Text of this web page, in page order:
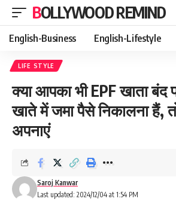
BOLLYWOOD REMIND
English-Business English-Lifestyle
LIFE STYLE
क्या आपका भी EPF खाता बंद
खाते में जमा पैसे निकालना हैं,
अपनाएं
Last updated: 2024/12/04 at 1:54 PM
Saroj Kanwar